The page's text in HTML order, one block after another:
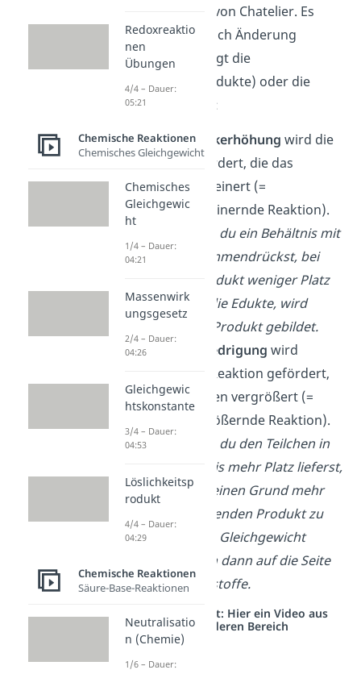
nach dem Prinzip von Chatelier. Es
werden dann je nach Änderung
entweder bevorzugt die
Ausgangsstoffe (Edukte) oder die
Produkte gebildet:
Bei einerDruckerhöhung wird die
Reaktion gefördert, die das
Volumen verkleinert (=
volumenverkleinernde Reaktion).
Wenn du ein Behältnis mit
Teilchen zusammendrückst, bei
denen das Produkt weniger Platz
einnimmt als die Edukte, wird
vermehrt das Produkt gebildet.
Bei Druckerniedrigung wird
hingegen die Reaktion gefördert,
die das Volumen vergrößert (=
volumenvergrößernde Reaktion).
Beispiel:
Wenn du den Teilchen in
einem Behältnis mehr Platz lieferst,
haben diese keinen Grund mehr
zum platzsparenden Produkt zu
reagieren. Das Gleichgewicht
verschiebt sich dann auf die Seite
der Ausgangsstoffe.
Studyflix vernetzt: Hier ein Video aus
einem anderen Bereich
Redoxreaktio
nen
Übungen
4/4 – Dauer:
05:21
Chemische Reaktionen
Chemisches Gleichgewicht
Chemisches
Gleichgewic
ht
1/4 – Dauer:
04:21
Massenwirk
ungsgesetz
2/4 – Dauer:
04:26
Gleichgewic
htskonstante
3/4 – Dauer:
04:53
Löslichkeitsp
rodukt
4/4 – Dauer:
04:29
Chemische Reaktionen
Säure-Base-Reaktionen
Neutralisatio
n (Chemie)
1/6 – Dauer: